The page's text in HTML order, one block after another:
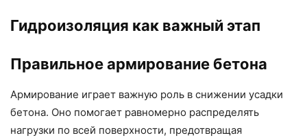
Гидроизоляция как важный этап
Правильное армирование бетона
Армирование играет важную роль в снижении усадки
бетона. Оно помогает равномерно распределять
нагрузки по всей поверхности, предотвращая